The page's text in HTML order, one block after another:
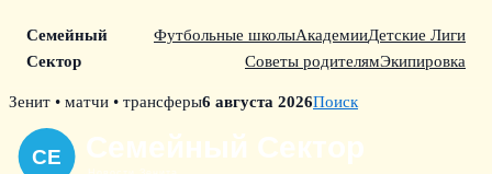
Семейный
Сектор
Футбольные школыАкадемииДетские Лиги
Советы родителямЭкипировка
Skip
content
Зенит • матчи • трансферы6 августа 2026Поиск